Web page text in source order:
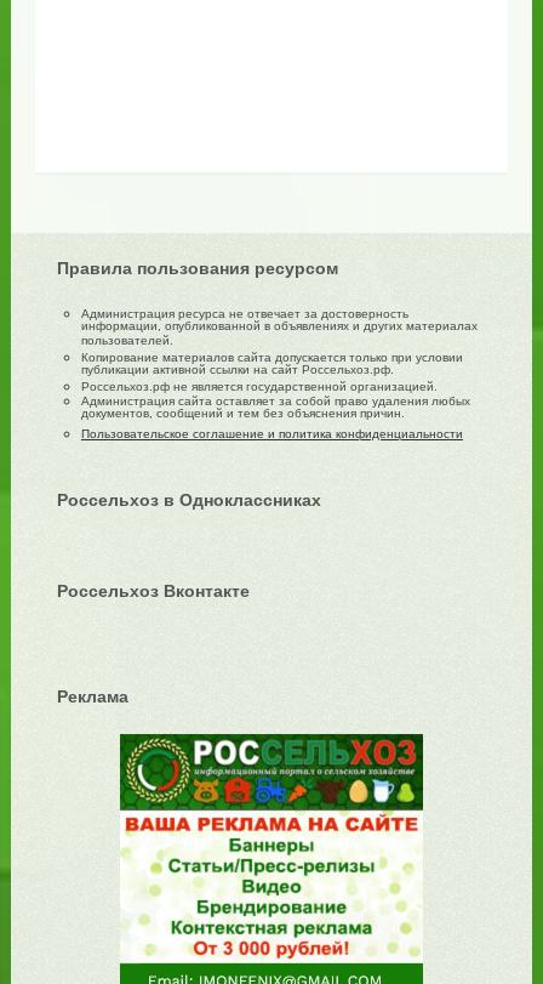
Правила пользования ресурсом
Администрация ресурса не отвечает за достоверность
информации, опубликованной в объявлениях и других материалах
пользователей.
Копирование материалов сайта допускается только при условии
публикации активной ссылки на сайт Россельхоз.рф.
Россельхоз.рф не является государственной организацией.
Администрация сайта оставляет за собой право удаления любых
документов, сообщений и тем без объяснения причин.
Пользовательское соглашение и политика конфиденциальности
Россельхоз в Одноклассниках
Россельхоз Вконтакте
Реклама